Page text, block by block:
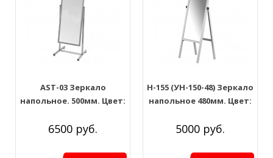
AST-03 Зеркало
напольное. 500мм. Цвет:
6500 руб.
Н-155 (УН-150-48) Зеркало
напольное 480мм. Цвет:
5000 руб.